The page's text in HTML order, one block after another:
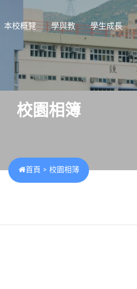
本校概覽 學與教 學生成長
校園相簿
首頁 > 校園相簿